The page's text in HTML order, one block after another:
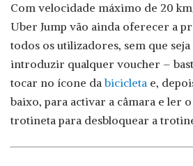
Com velocidade máximo de 20
Uber Jump vão ainda oferecer a
todos os utilizadores, sem que
introduzir qualquer voucher –
tocar no ícone dabicicleta e,
baixo, para activar a câmara e ler
trotineta para desbloquear a